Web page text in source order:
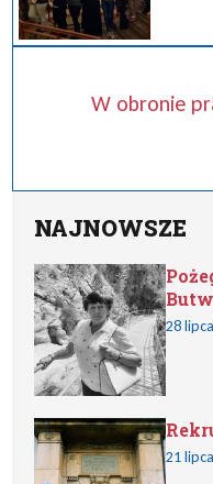
W obronie
NAJNOWSZE
28
21